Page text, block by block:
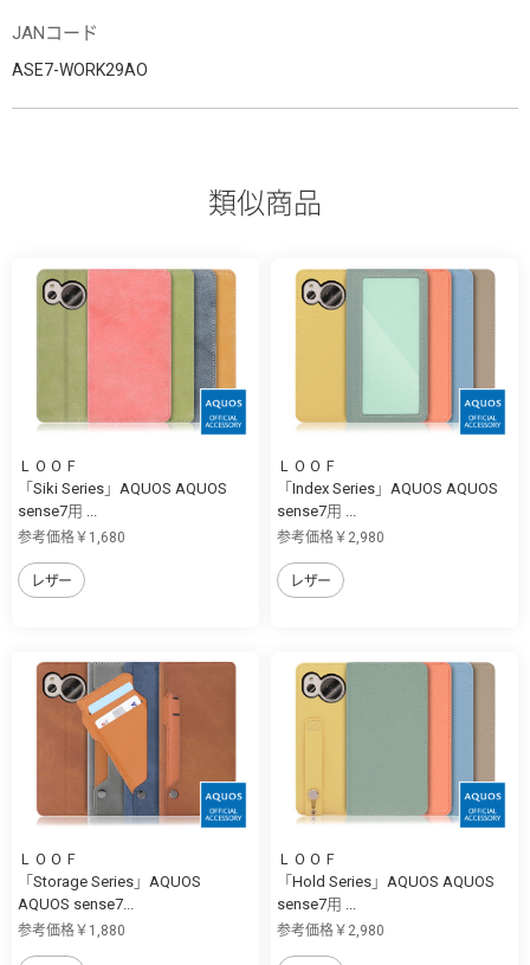
JANコード
ASE7-WORK29AO
類似商品
ＬＯＯＦ
「Siki Series」AQUOS AQUOS
sense7用 ...
参考価格￥1,680
レザー
ＬＯＯＦ
「Index Series」AQUOS AQUOS
sense7用 ...
参考価格￥2,980
レザー
ＬＯＯＦ
「Storage Series」AQUOS
AQUOS sense7...
参考価格￥1,880
ＬＯＯＦ
「Hold Series」AQUOS AQUOS
sense7用 ...
参考価格￥2,980